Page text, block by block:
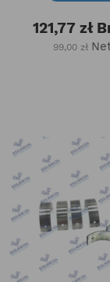
121,77 zł
99,00 zł